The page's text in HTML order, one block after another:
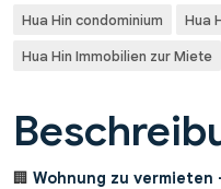
Hua Hin condominium
Hua
Hua Hin Immobilien zur Miete
🏢 Wohnung zu vermieten